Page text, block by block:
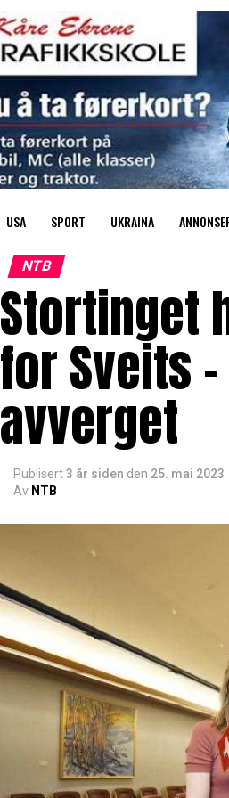
USA SPORT UKRAINA
NTB
Stortinget
for Sveits
avverget
Publisert3 år siden den 25. mai 2023
Av NTB